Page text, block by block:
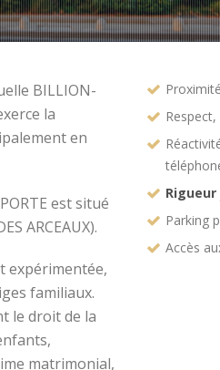
BILLION-
la
en
est situé
ARCEAUX).
expérimentée,
familiaux.
le droit de la
matrimonial,
Respect,
Rigueur
Parking
Accès